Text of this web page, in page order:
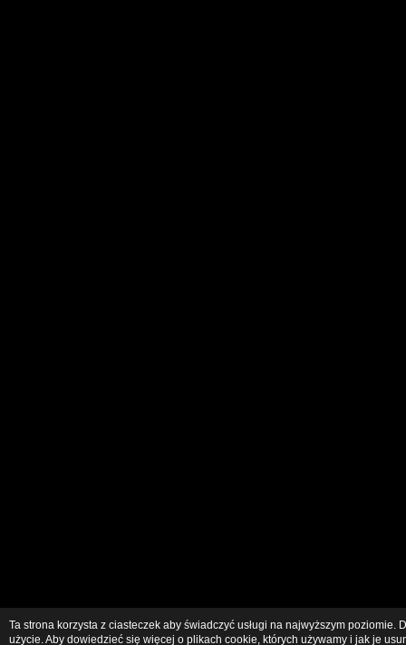
Ta strona korzysta z ciasteczek aby świadczyć usługi na najwyższym
użycie. Aby dowiedzieć się więcej o plikach cookie, których używamy i jak je